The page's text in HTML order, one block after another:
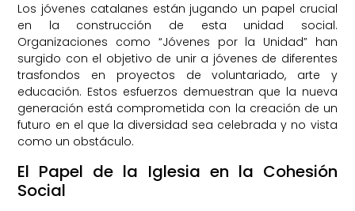
Los jóvenes catalanes están jugando un papel crucial
en la construcción de esta unidad social.
Organizaciones como “Jóvenes por la Unidad” han
surgido con el objetivo de unir a jóvenes de diferentes
trasfondos en proyectos de voluntariado, arte y
educación. Estos esfuerzos demuestran que la nueva
generación está comprometida con la creación de un
futuro en el que la diversidad sea celebrada y no vista
como un obstáculo.
El Papel de la Iglesia en la Cohesión
Social